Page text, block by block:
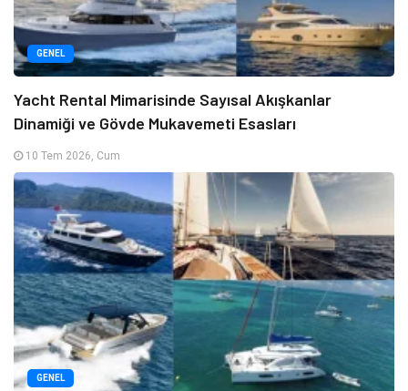
GENEL
Yacht Rental Mimarisinde Sayısal Akışkanlar
Dinamiği ve Gövde Mukavemeti Esasları
10 Tem 2026, Cum
GENEL